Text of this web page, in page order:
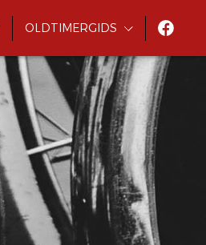
OLDTIMERGIDS